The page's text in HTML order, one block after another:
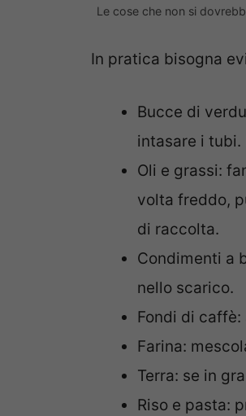
Le cose che non si
In pratica bisogna
Bucce di
intasare i
Oli e grassi:
volta freddo,
di raccolta.
Condimenti a
nello scarico.
Fondi di
Farina:
Terra: se in
Riso e pasta: